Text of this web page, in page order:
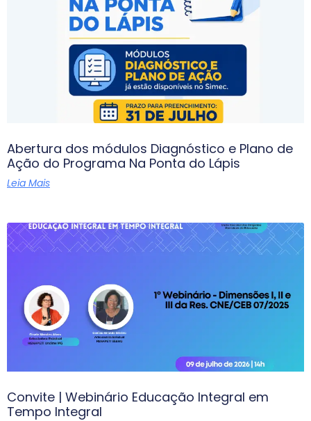
Abertura dos módulos Diagnóstico e Plano de
Ação do Programa Na Ponta do Lápis
Leia Mais
Convite | Webinário Educação Integral em
Tempo Integral